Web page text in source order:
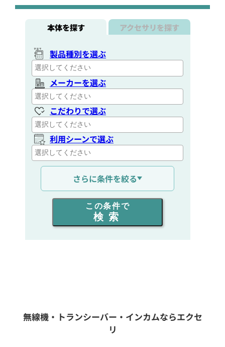
本体を探す アクセサリを探す
製品種別を選ぶ
メーカーを選ぶ
こだわりで選ぶ
利用シーンで選ぶ
通信距離を選ぶ
出力を選ぶ
同時通話人数を選ぶ
フリーワード入力(製品名等)
さらに条件を絞る
この条件で
検索
無線機・トランシーバー・インカムならエクセ
リ